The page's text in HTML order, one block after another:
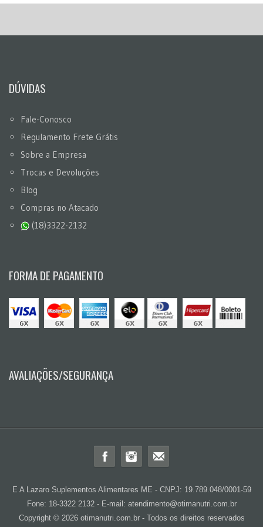
DÚVIDAS
Fale-Conosco
Regulamento Frete Grátis
Sobre a Empresa
Trocas e Devoluções
Blog
Compras no Atacado
(18)3322-2132
FORMA DE PAGAMENTO
AVALIAÇÕES/SEGURANÇA
E A Lazaro Suplementos Alimentares ME - CNPJ: 19.789.048/0001-59
Fone: 18-3322 2132 - E-mail: atendimento@otimanutri.com.br
Copyright © 2026 otimanutri.com.br - Todos os direitos reservados